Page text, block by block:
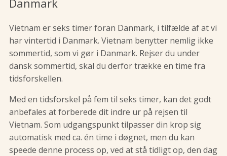
Vietnam er seks timer foran Danmark, i tilfælde af at vi
har vintertid i Danmark. Vietnam benytter nemlig ikke
sommertid, som vi gør i Danmark. Rejser du under
dansk sommertid, skal du derfor trække en time fra
tidsforskellen.
Med en tidsforskel på fem til seks timer, kan det godt
anbefales at forberede dit indre ur på rejsen til
Vietnam. Som udgangspunkt tilpasser din krop sig
automatisk med ca. én time i døgnet, men du kan
speede denne process op, ved at stå tidligt op, den dag